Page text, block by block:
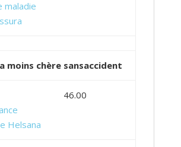
moins chère sansaccident
46.00